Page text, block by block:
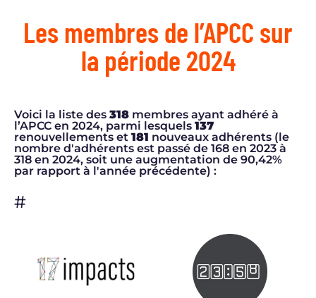
Les membres de l’APCC sur
la période 2024
Voici la liste des 318 membres ayant adhéré à
l’APCC en 2024, parmi lesquels 137
renouvellements et 181 nouveaux adhérents (le
nombre d'adhérents est passé de 168 en 2023 à
318 en 2024, soit une augmentation de 90,42%
par rapport à l'année précédente) :
#